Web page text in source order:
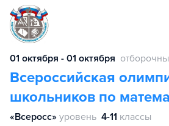
01 октября - 01 октября
Всероссийская
школьников по
«Всеросс» уровень 4-11 классы